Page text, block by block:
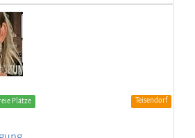
Plätze Teisendorf